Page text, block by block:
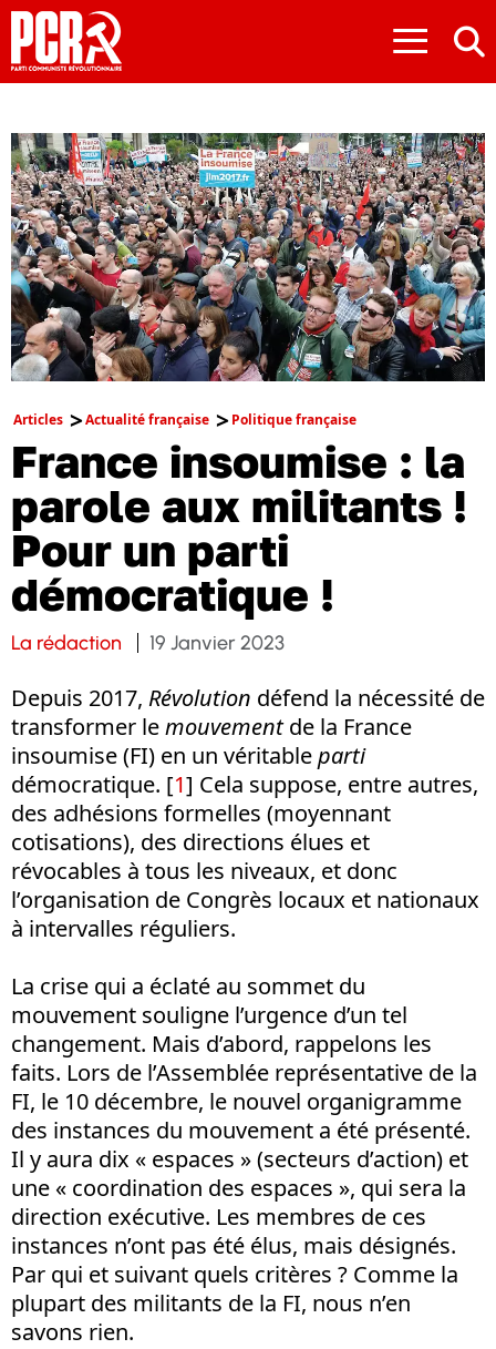
≡
Articles Actualité française Politique française
France insoumise : la
parole aux militants !
Pour un parti
démocratique !
La rédaction 19 Janvier 2023
Depuis 2017, Révolution défend la nécessité de
transformer lemouvementde la France
insoumise (FI) en un véritableparti
démocratique. [1] Cela suppose, entre autres,
des adhésions formelles (moyennant
cotisations), des directions élues et
révocables à tous les niveaux, et donc
l’organisation de Congrès locaux et nationaux
à intervalles réguliers.
La crise qui a éclaté au sommet du
mouvement souligne l’urgence d’un tel
changement. Mais d’abord, rappelons les
faits. Lors de l’Assemblée représentative de la
FI, le 10 décembre, le nouvel organigramme
des instances du mouvement a été présenté.
Il y aura dix « espaces » (secteurs d’action) et
une « coordination des espaces », qui sera la
direction exécutive. Les membres de ces
instances n’ont pas été élus, mais désignés.
Par qui et suivant quels critères ? Comme la
plupart des militants de la FI, nous n’en
savons rien.